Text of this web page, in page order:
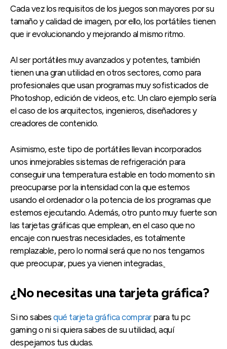
Cada vez los requisitos de los juegos son mayores por su
tamaño y calidad de imagen, por ello, los portátiles tienen
que ir evolucionando y mejorando al mismo ritmo.
Al ser portátiles muy avanzados y potentes, también
tienen una gran utilidad en otros sectores, como para
profesionales que usan programas muy sofisticados de
Photoshop, edición de videos, etc. Un claro ejemplo sería
el caso de los arquitectos, ingenieros, diseñadores y
creadores de contenido.
Asimismo, este tipo de portátiles llevan incorporados
unos inmejorables sistemas de refrigeración para
conseguir una temperatura estable en todo momento sin
preocuparse por la intensidad con la que estemos
usando el ordenador o la potencia de los programas que
estemos ejecutando. Además, otro punto muy fuerte son
las tarjetas gráficas que emplean, en el caso que no
encaje con nuestras necesidades, es totalmente
remplazable, pero lo normal será que no nos tengamos
que preocupar, pues ya vienen integradas.
¿No necesitas una tarjeta gráfica?
Si no sabes qué tarjeta gráfica comprarpara tu pc
gaming o ni si quiera sabes de su utilidad, aquí
despejamos tus dudas.